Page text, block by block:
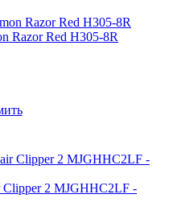
Razor Red H305-8R
2 MJGHHC2LF -